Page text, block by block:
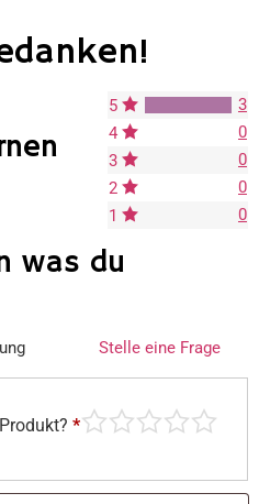
5
3
4
0
3
0
2
0
1
0
was du
Stelle eine Frage
*